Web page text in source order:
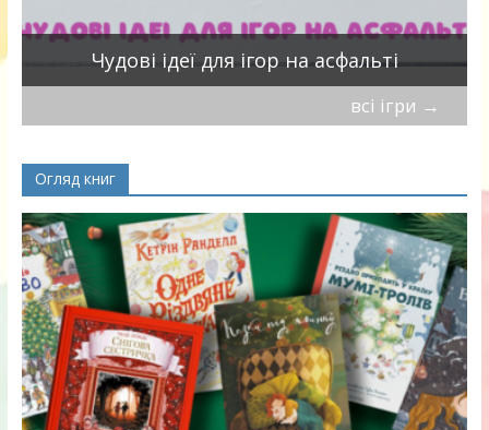
Чудові ідеї для ігор на асфальті
всі ігри →
Огляд книг